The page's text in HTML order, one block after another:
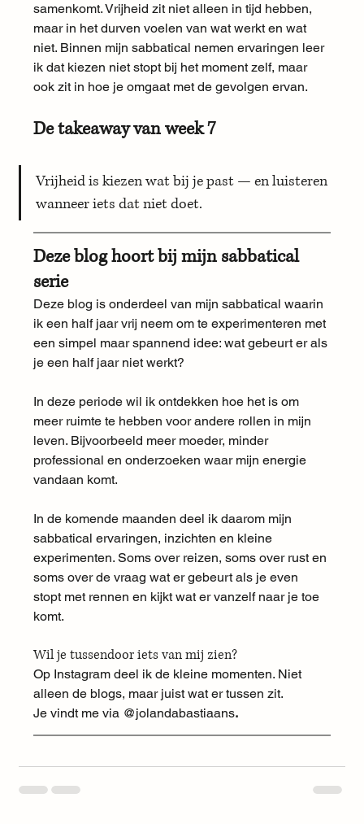
samenkomt. Vrijheid zit niet alleen in tijd hebben,
maar in het durven voelen van wat werkt en wat
niet. Binnen mijn sabbatical nemen ervaringen leer
ik dat kiezen niet stopt bij het moment zelf, maar
ook zit in hoe je omgaat met de gevolgen ervan.
De takeaway van week 7
Vrijheid is kiezen wat bij je past — en luisteren
wanneer iets dat niet doet.
Deze blog hoort bij mijn sabbatical
serie
Deze blog is onderdeel van mijn sabbatical waarin
ik een half jaar vrij neem om te experimenteren met
een simpel maar spannend idee: wat gebeurt er als
je een half jaar niet werkt?
In deze periode wil ik ontdekken hoe het is om
meer ruimte te hebben voor andere rollen in mijn
leven. Bijvoorbeeld meer moeder, minder
professional en onderzoeken waar mijn energie
vandaan komt.
In de komende maanden deel ik daarom mijn
sabbatical ervaringen, inzichten en kleine
experimenten. Soms over reizen, soms over rust en
soms over de vraag wat er gebeurt als je even
stopt met rennen en kijkt wat er vanzelf naar je toe
komt.
Wil je tussendoor iets van mij zien?
Op Instagram deel ik de kleine momenten. Niet
alleen de blogs, maar juist wat er tussen zit.
Je vindt me via @jolandabastiaans.